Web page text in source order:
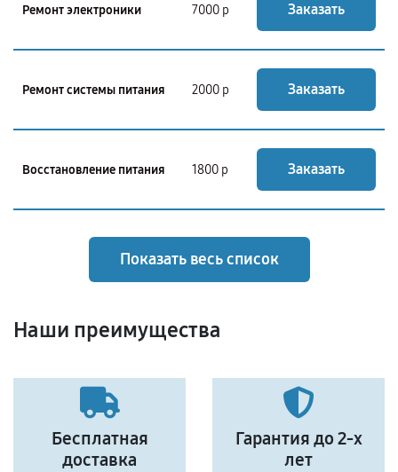
Ремонт электроники 7000 р Заказать
Ремонт системы питания 2000 р Заказать
Восстановление питания 1800 р Заказать
Показать весь список
Наши преимущества
Бесплатная
доставка
Гарантия до 2-х
лет